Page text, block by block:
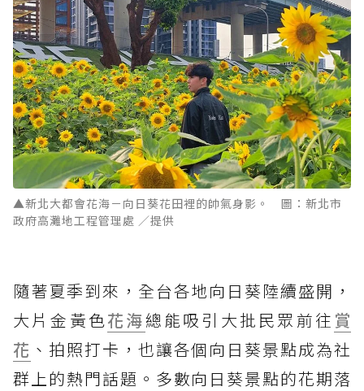
▲新北大都會花海－向日葵花田裡的帥氣身影。 圖：新北市
政府高灘地工程管理處 ／提供
隨著夏季到來，全台各地向日葵陸續盛開，
大片金黃色花海總能吸引大批民眾前往 賞
花 、拍照打卡，也讓各個向日葵景點成為社
群上的熱門話題。多數向日葵景點的花期落